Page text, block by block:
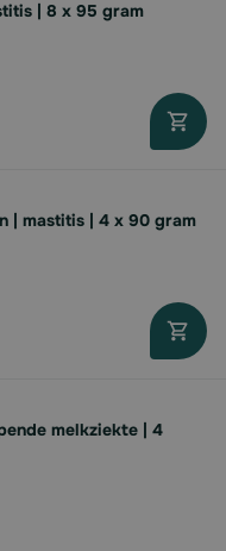
| 8 x 95 gram
| mastitis | 4 x 90 gram
melkziekte | 4